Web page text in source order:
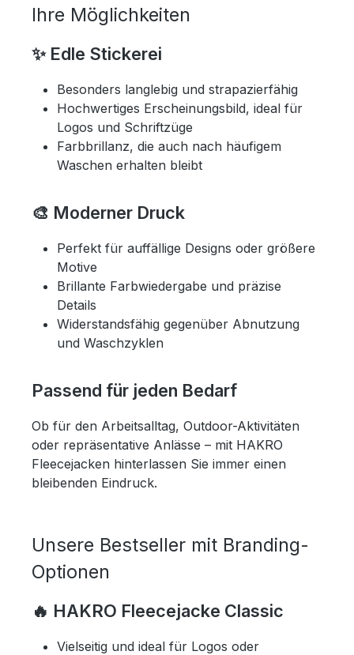
Ihre Möglichkeiten
✨ Edle Stickerei
Besonders langlebig und strapazierfähig
Hochwertiges Erscheinungsbild, ideal für
Logos und Schriftzüge
Farbbrillanz, die auch nach häufigem
Waschen erhalten bleibt
🎨 Moderner Druck
Perfekt für auffällige Designs oder größere
Motive
Brillante Farbwiedergabe und präzise
Details
Widerstandsfähig gegenüber Abnutzung
und Waschzyklen
Passend für jeden Bedarf
Ob für den Arbeitsalltag, Outdoor-Aktivitäten
oder repräsentative Anlässe – mit HAKRO
Fleecejacken hinterlassen Sie immer einen
bleibenden Eindruck.
Unsere Bestseller mit Branding-
Optionen
🔥 HAKRO Fleecejacke Classic
Vielseitig und ideal für Logos oder